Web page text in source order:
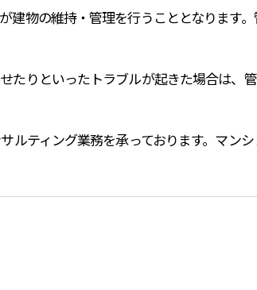
建物の維持・管理を行うこととなります
たりといったトラブルが起きた場合は、
ルティング業務を承っております。マン